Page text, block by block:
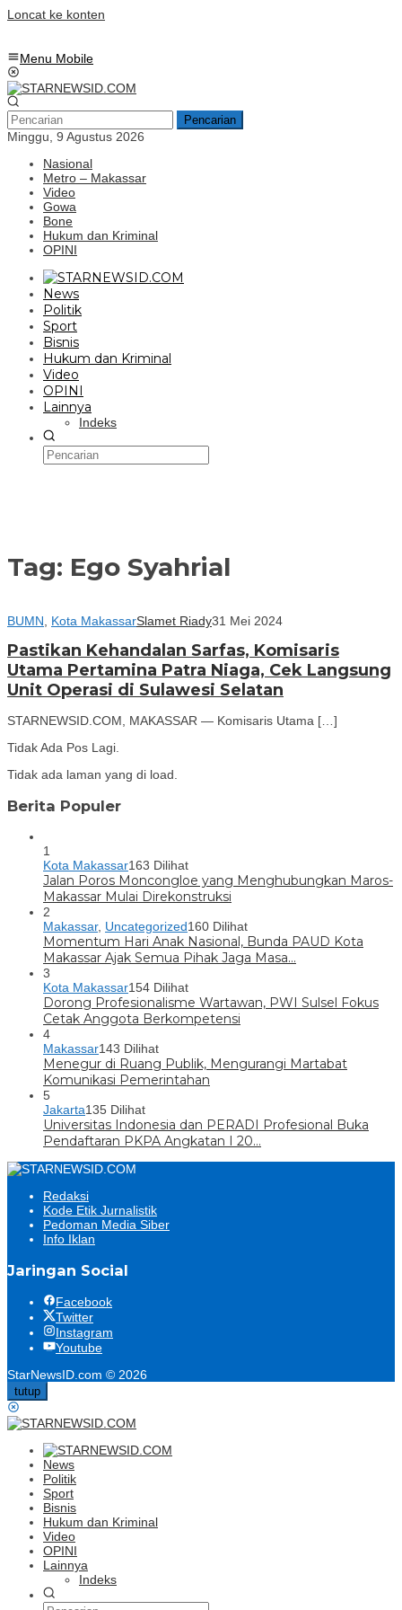
Loncat ke konten
Menu Mobile
Pencarian
Minggu, 9 Agustus 2026
Nasional
Metro – Makassar
Video
Gowa
Bone
Hukum dan Kriminal
OPINI
News
Politik
Sport
Bisnis
Hukum dan Kriminal
Video
OPINI
Lainnya
Indeks
Tag: Ego Syahrial
BUMN Kota MakassarSlamet Riady31 Mei 2024
Pastikan Kehandalan Sarfas, Komisaris
Utama Pertamina Patra Niaga, Cek Langsung
Unit Operasi di Sulawesi Selatan
STARNEWSID.COM, MAKASSAR — Komisaris Utama […]
Tidak Ada Pos Lagi.
Tidak ada laman yang di load.
Berita Populer
1
Kota Makassar163 Dilihat
Jalan Poros Moncongloe yang Menghubungkan Maros-
Makassar Mulai Direkonstruksi
2
Makassar, Uncategorized160 Dilihat
Momentum Hari Anak Nasional, Bunda PAUD Kota
Makassar Ajak Semua Pihak Jaga Masa…
3
Kota Makassar154 Dilihat
Dorong Profesionalisme Wartawan, PWI Sulsel Fokus
Cetak Anggota Berkompetensi
4
Makassar143 Dilihat
Menegur di Ruang Publik, Mengurangi Martabat
Komunikasi Pemerintahan
5
Jakarta135 Dilihat
Universitas Indonesia dan PERADI Profesional Buka
Pendaftaran PKPA Angkatan I 20…
Redaksi
Kode Etik Jurnalistik
Pedoman Media Siber
Info Iklan
Jaringan Social
Facebook
Twitter
Instagram
Youtube
StarNewsID.com © 2026
tutup
News
Politik
Sport
Bisnis
Hukum dan Kriminal
Video
OPINI
Lainnya
Indeks